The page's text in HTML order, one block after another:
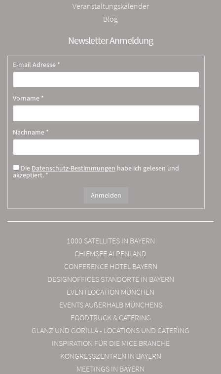
Veranstaltungskalender
Blog
Newsletter Anmeldung
E-mail Adresse *
Vorname *
Nachname *
Die Datenschutz-Bestimmungen habe ich gelesen und
akzeptiert. *
1000 SATELLITES IN BAYERN
CHIEMSEE ALPENLAND
CONFERENCE HOTEL BAYERN
DESIGNOFFICES STANDORTE IN BAYERN
EVENTLOCATION MÜNCHEN
EVENTS AUßERHALB MÜNCHENS
FOODTRUCK & CATERING
GLANZ UND GORILLA - LOCATIONS UND CATERING
INSPIRATION FÜR DIE MICE BRANCHE
KONGRESSZENTREN IN BAYERN
MEETINGS IN BAYERN